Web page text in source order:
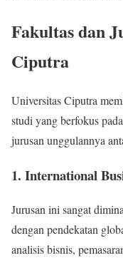
Fakultas dan
Ciputra
Universitas Ciputra
studi yang berfokus
jurusan unggulannya
1. International
Jurusan ini sangat
dengan pendekatan
analisis bisnis,